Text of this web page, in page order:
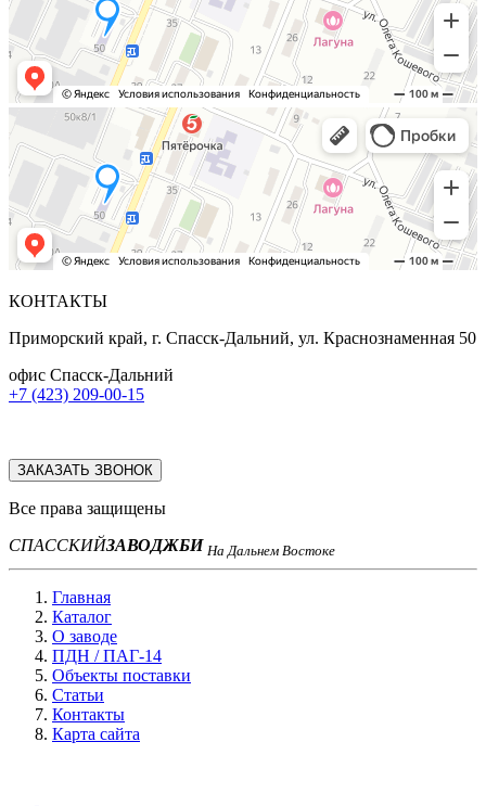
КОНТАКТЫ
Приморский край, г. Спасск-Дальний, ул. Краснознаменная 50
офис Спасск-Дальний
+7 (423) 209-00-15
ЗАКАЗАТЬ ЗВОНОК
Все права защищены
СПАССКИЙЗАВОДЖБИ На Дальнем Востоке
Главная
Каталог
О заводе
ПДН / ПАГ-14
Объекты поставки
Статьи
Контакты
Карта сайта